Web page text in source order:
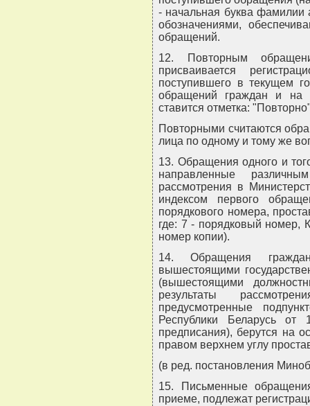
- начальная буква фамилии
обозначениями,
обращений.
12. Повторным
присваивается
поступившего в текущем
обращений граждан и на
ставится отметка:
Повторными считаются
лица по одному и тому же
13. Обращения одного и
направленные
рассмотрения в
индексом первого
порядкового номера,
где: 7 - порядковый номер,
номер копии).
14. Обращения
вышестоящими
(вышестоящими
результаты
предусмотренные
Республики Беларусь
предписания), берутся на
правом верхнем углу
(в ред. постановления
15. Письменные
приеме, подлежат